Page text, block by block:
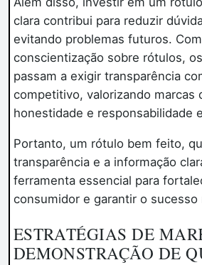
clara contribui para reduzir
evitando problemas futuros.
conscientização sobre rótulos,
passam a exigir transparência
competitivo, valorizando marcas
honestidade e responsabilidade
Portanto, um rótulo bem feito,
transparência e a informação
ferramenta essencial para
consumidor e garantir o sucesso
ESTRATÉGIAS DE
DEMONSTRAÇÃO DE